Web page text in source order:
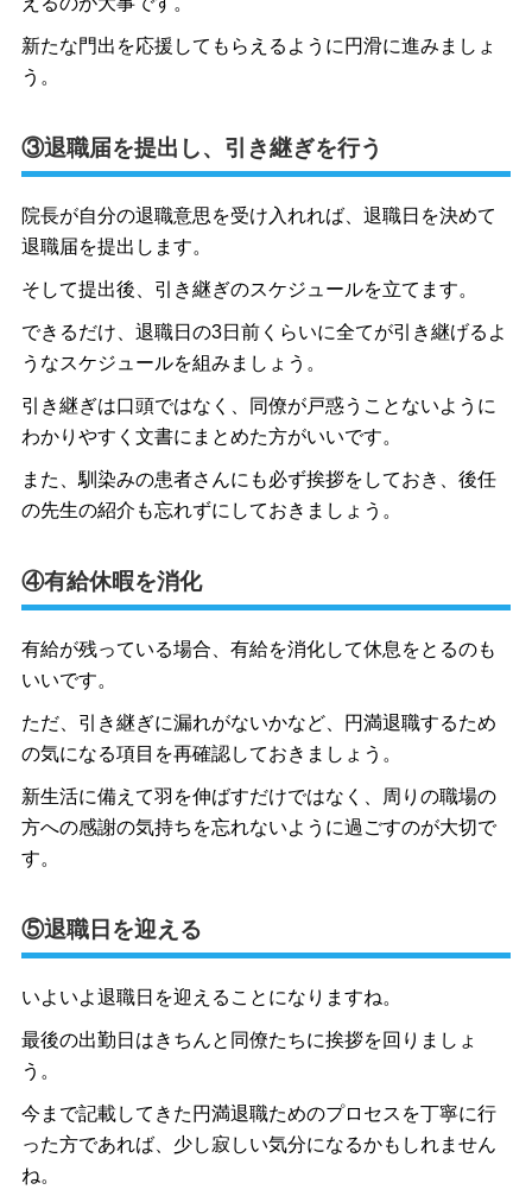
新たな門出を応援してもらえるように円滑に進みましょ
う。
③退職届を提出し、引き継ぎを行う
院長が自分の退職意思を受け入れれば、退職日を決めて
退職届を提出します。
そして提出後、引き継ぎのスケジュールを立てます。
できるだけ、退職日の3日前くらいに全てが引き継げるよ
うなスケジュールを組みましょう。
引き継ぎは口頭ではなく、同僚が戸惑うことないように
わかりやすく文書にまとめた方がいいです。
また、馴染みの患者さんにも必ず挨拶をしておき、後任
の先生の紹介も忘れずにしておきましょう。
④有給休暇を消化
有給が残っている場合、有給を消化して休息をとるのも
いいです。
ただ、引き継ぎに漏れがないかなど、円満退職するため
の気になる項目を再確認しておきましょう。
新生活に備えて羽を伸ばすだけではなく、周りの職場の
方への感謝の気持ちを忘れないように過ごすのが大切で
す。
⑤退職日を迎える
いよいよ退職日を迎えることになりますね。
最後の出勤日はきちんと同僚たちに挨拶を回りましょ
う。
今まで記載してきた円満退職ためのプロセスを丁寧に行
った方であれば、少し寂しい気分になるかもしれません
ね。